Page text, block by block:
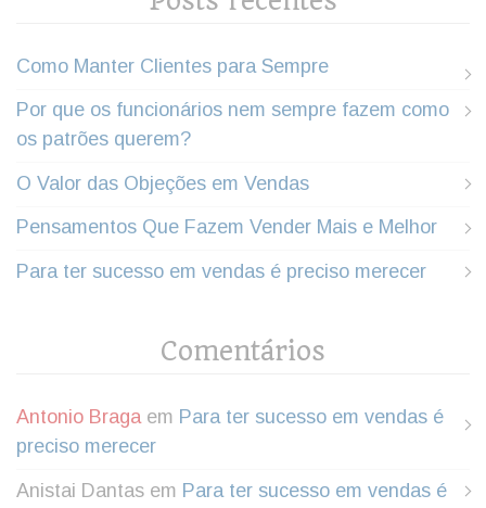
Como Manter Clientes para Sempre
Por que os funcionários nem sempre fazem como
os patrões querem?
O Valor das Objeções em Vendas
Pensamentos Que Fazem Vender Mais e Melhor
Para ter sucesso em vendas é preciso merecer
Comentários
Antonio Bragaem Para ter sucesso em vendas é
preciso merecer
Anistai Dantas em Para ter sucesso em vendas é